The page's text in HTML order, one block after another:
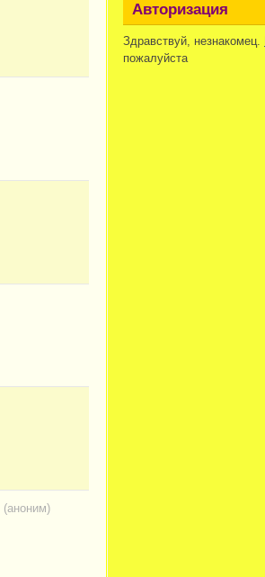
(аноним)
Авторизация
Здравствуй, незнакомец.
пожалуйста